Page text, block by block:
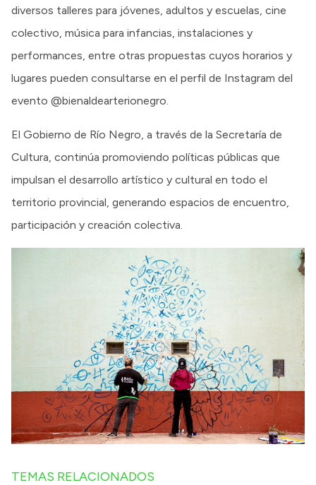
diversos talleres para jóvenes, adultos y escuelas, cine
colectivo, música para infancias, instalaciones y
performances, entre otras propuestas cuyos horarios y
lugares pueden consultarse en el perfil de Instagram del
evento @bienaldearterionegro.
El Gobierno de Río Negro, a través de la Secretaría de
Cultura, continúa promoviendo políticas públicas que
impulsan el desarrollo artístico y cultural en todo el
territorio provincial, generando espacios de encuentro,
participación y creación colectiva.
TEMAS RELACIONADOS